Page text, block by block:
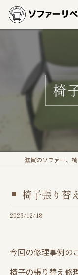
椅
椅子張り替
2023/12/18
今回の修理事例の
椅子の張り替え修